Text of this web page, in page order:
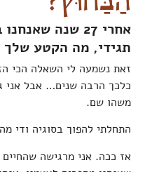
אחרי 27 שנה
תגידי, מה הקטע
זאת נשמעה לי השאלה הכי
כלכך הרבה שנים… אבל אני
משהו שם.
התחלתי להפוך בסוגיה ודי
אז ככה. אני מרגישה